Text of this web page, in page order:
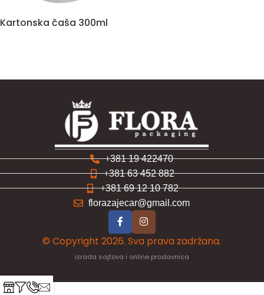
Kartonska čaša 300ml
+381 19 422470
+381 63 452 882
+381 69 12 10 782
florazajecar@gmail.com
© Copyright 2026. Sva prava zadržana.
izrada sajtova i online prodavnica